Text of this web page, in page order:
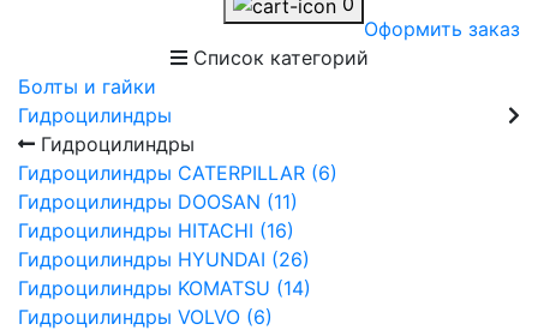
Оформить заказ
Список категорий
Болты и гайки
Гидроцилиндры
Гидроцилиндры
Гидроцилиндры CATERPILLAR (6)
Гидроцилиндры DOOSAN (11)
Гидроцилиндры HITACHI (16)
Гидроцилиндры HYUNDAI (26)
Гидроцилиндры KOMATSU (14)
Гидроцилиндры VOLVO (6)